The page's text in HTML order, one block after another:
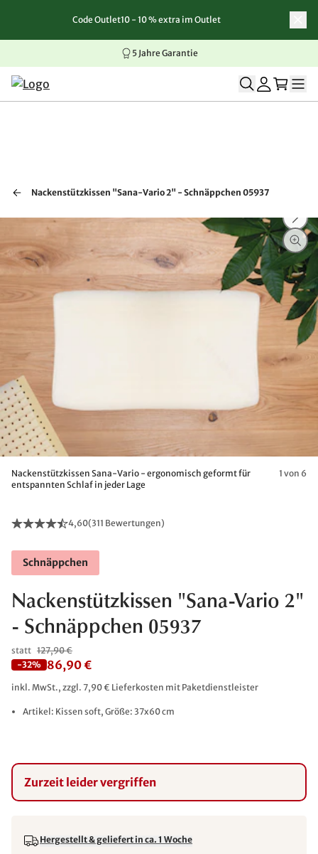
Zum Inhalt springen
Zur Navigation springen
Zum Seitenende springen
Code Outlet10 - 10 % extra im Outlet
5 Jahre Garantie
Nackenstützkissen "Sana-Vario 2" - Schnäppchen 05937
Nackenstützkissen Sana-Vario - ergonomisch geformt für
entspannten Schlaf in jeder Lage
1 von 6
4,60(311 Bewertungen)
Schnäppchen
Nackenstützkissen "Sana-Vario 2"
- Schnäppchen 05937
statt 127,90 €
-32% 86,90 €
inkl. MwSt., zzgl. 7,90 € Lieferkosten mit Paketdienstleister
Artikel: Kissen soft, Größe: 37x60 cm
Zurzeit leider vergriffen
Hergestellt & geliefert in ca. 1 Woche